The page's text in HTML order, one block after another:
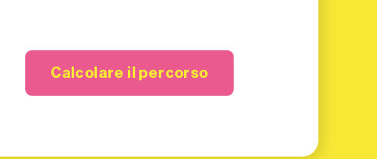
Calcolare il percorso